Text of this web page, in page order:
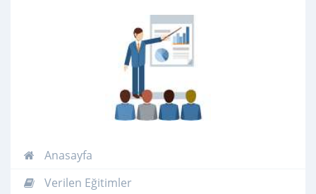
Anasayfa
Verilen Eğitimler